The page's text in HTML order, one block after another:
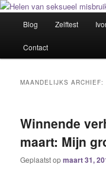
Spring
primaire
inhoud
Spring
secundaire
inhoudHelen van
Het trauma voorbij!
Blog Zelftest
Contact
MAANDELIJKS ARCHIEF:
Winnende
maart: Mijn
Geplaatst opmaart 31,